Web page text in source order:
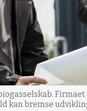
bremse